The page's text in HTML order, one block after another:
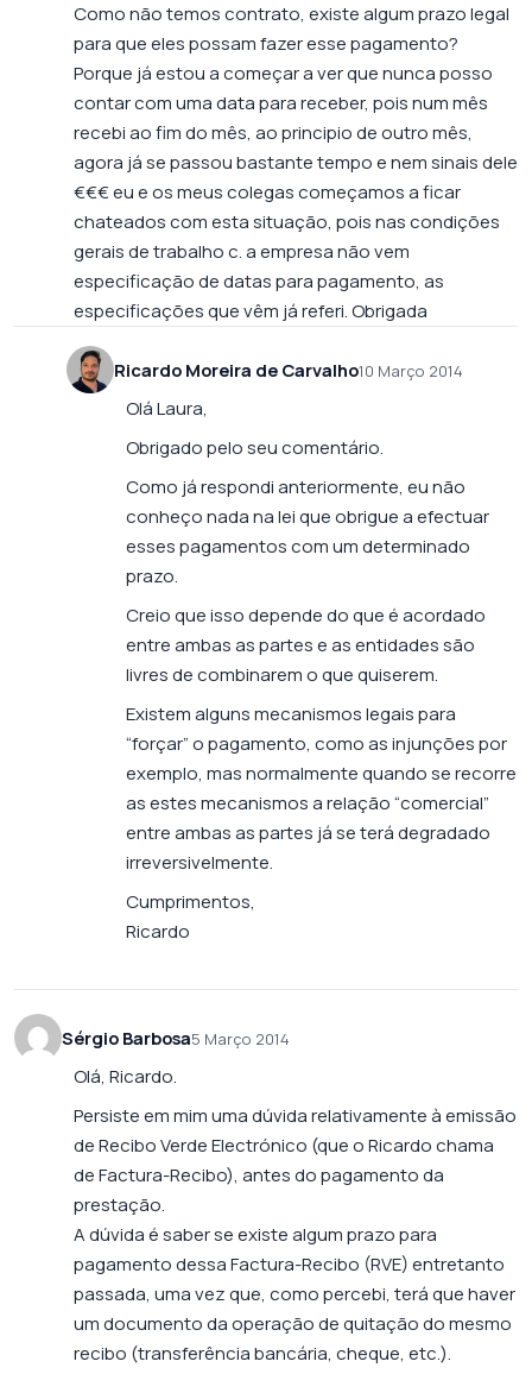
Como não temos contrato, existe algum prazo legal
para que eles possam fazer esse pagamento?
Porque já estou a começar a ver que nunca posso
contar com uma data para receber, pois num mês
recebi ao fim do mês, ao principio de outro mês,
agora já se passou bastante tempo e nem sinais dele
€€€ eu e os meus colegas começamos a ficar
chateados com esta situação, pois nas condições
gerais de trabalho c. a empresa não vem
especificação de datas para pagamento, as
especificações que vêm já referi. Obrigada
Ricardo Moreira de Carvalho10 Março 2014
Olá Laura,
Obrigado pelo seu comentário.
Como já respondi anteriormente, eu não
conheço nada na lei que obrigue a efectuar
esses pagamentos com um determinado
prazo.
Creio que isso depende do que é acordado
entre ambas as partes e as entidades são
livres de combinarem o que quiserem.
Existem alguns mecanismos legais para
“forçar” o pagamento, como as injunções por
exemplo, mas normalmente quando se recorre
as estes mecanismos a relação “comercial”
entre ambas as partes já se terá degradado
irreversivelmente.
Cumprimentos,
Ricardo
Sérgio Barbosa5 Março 2014
Olá, Ricardo.
Persiste em mim uma dúvida relativamente à emissão
de Recibo Verde Electrónico (que o Ricardo chama
de Factura-Recibo), antes do pagamento da
prestação.
A dúvida é saber se existe algum prazo para
pagamento dessa Factura-Recibo (RVE) entretanto
passada, uma vez que, como percebi, terá que haver
um documento da operação de quitação do mesmo
recibo (transferência bancária, cheque, etc.).